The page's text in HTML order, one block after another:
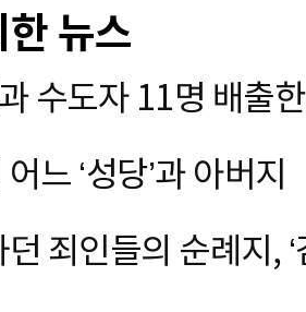
뉴스
수도자 11명 배출
느 ‘성당’과 아버지